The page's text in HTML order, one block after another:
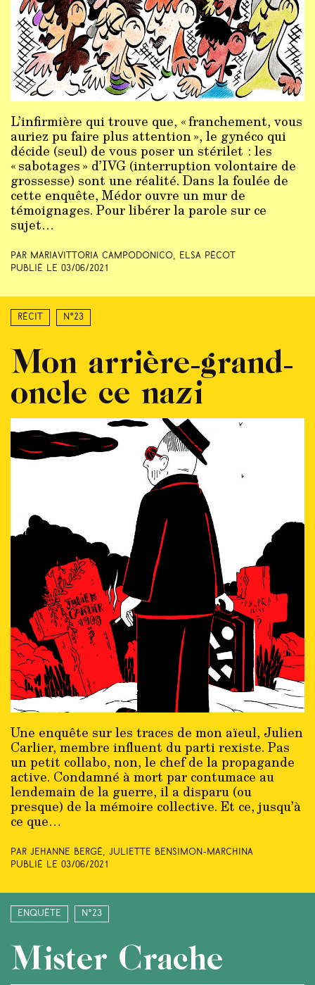
L’infirmière qui trouve que, « franchement, vous
auriez pu faire plus attention », le gynéco qui
décide (seul) de vous poser un stérilet : les
« sabotages » d’IVG (interruption volontaire de
grossesse) sont une réalité. Dans la foulée de
cette enquête, Médor ouvre un mur de
témoignages. Pour libérer la parole sur ce
sujet…
Par Mariavittoria Campodonico, Elsa Pécot
Publié le 03/06/2021
Récit N°23
Mon arrière-grand-
oncle ce nazi
Une enquête sur les traces de mon aïeul, Julien
Carlier, membre influent du parti rexiste. Pas
un petit collabo, non, le chef de la propagande
active. Condamné à mort par contumace au
lendemain de la guerre, il a disparu (ou
presque) de la mémoire collective. Et ce, jusqu’à
ce que…
Par Jehanne Bergé, Juliette Bensimon-Marchina
Publié le 03/06/2021
Enquête N°23
Mister Crache